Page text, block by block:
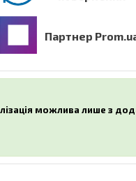
Партнер
можлива лише з